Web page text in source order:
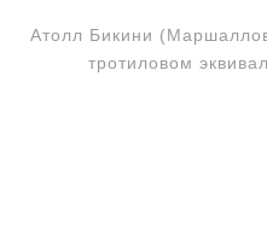
Атолл Бикини
тротиловом